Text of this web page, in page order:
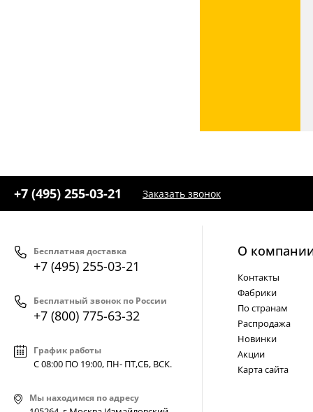
+7 (495) 255-03-21 Заказать звонок
Бесплатная доставка
+7 (495) 255-03-21
Бесплатный звонок по России
+7 (800) 775-63-32
График работы
С 08:00 ПО 19:00, ПН- ПТ,СБ, ВСК.
Мы находимся по адресу
О
Контакты
Фабрики
По странам
Распродажа
Новинки
Акции
Карта сайта